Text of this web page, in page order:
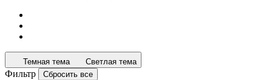
Темная тема Светлая тема
Фильтр Сбросить все